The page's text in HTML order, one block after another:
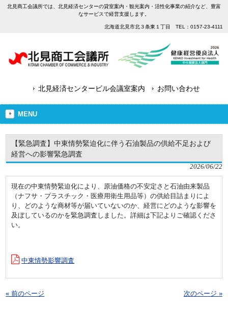
北見商工会議所では、北見経済センターの貸室案内・観光案内・活性化事業の紹介など、豊富
なサービスで経営支援します。
北海道北見市北３条東１丁目 TEL：0157-23-4111
北見経済センタービル会議室案内 お問い合わせ
MENU
【緊急調査】中東情勢緊迫化に伴う石油製品の供給不足および
経営への影響緊急調査
2026/06/22
現在の中東情勢緊迫化により、原油価格の不安定さと石油由来製品
（ナフサ・プラスチック・医療用衛生用品等）の供給目詰まりによ
り、どのような商材等が届いていないのか、経営にどのような影響を
及ぼしているのかを緊急調査しました。詳細は下記よりご確認くださ
い。
中東情勢影響調査
« 前のページ 次のページ »